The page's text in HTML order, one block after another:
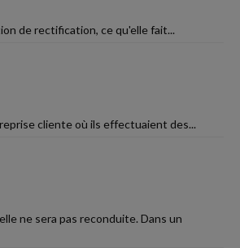
de rectification, ce qu'elle fait...
cliente où ils effectuaient des...
ne sera pas reconduite. Dans un